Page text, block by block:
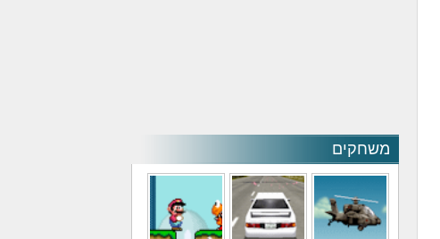
משחקים